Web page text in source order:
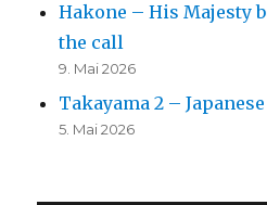
Hakone – His Majesty
the call
9. Mai 2026
Takayama 2 –
5. Mai 2026